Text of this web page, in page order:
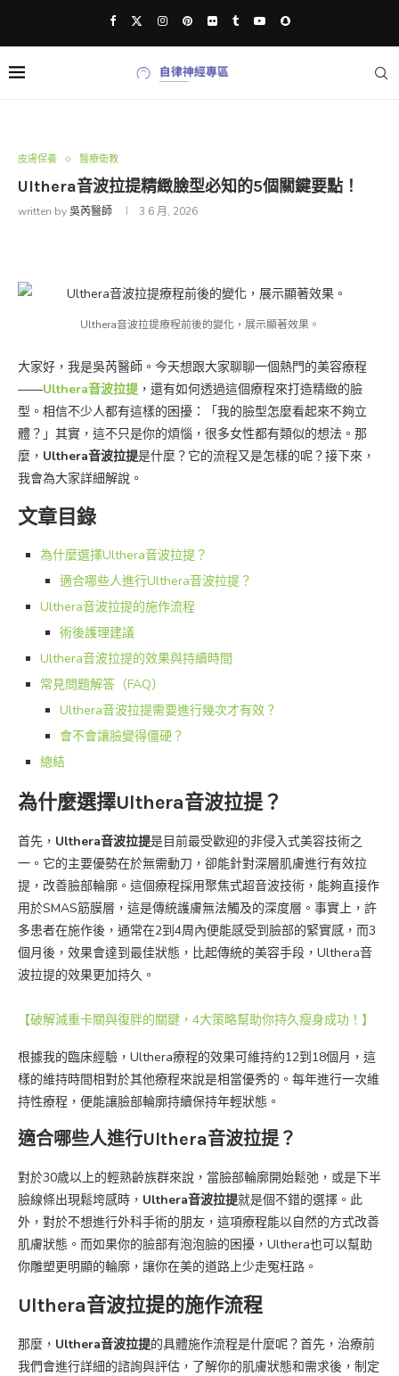
皮膚保養 醫療衛教
Ulthera音波拉提精緻臉型必知的5個關鍵要點！
written by吳芮醫師 3 6 月, 2026
Ulthera音波拉提療程前後的變化，展示顯著效果。
大家好，我是吳芮醫師。今天想跟大家聊聊一個熱門的美容療程
——Ulthera音波拉提，還有如何透過這個療程來打造精緻的臉
型。相信不少人都有這樣的困擾：「我的臉型怎麼看起來不夠立
體？」其實，這不只是你的煩惱，很多女性都有類似的想法。那
麼， Ulthera音波拉提是什麼？它的流程又是怎樣的呢？接下來，
我會為大家詳細解說。
文章目錄
為什麼選擇Ulthera音波拉提？
適合哪些人進行Ulthera音波拉提？
Ulthera音波拉提的施作流程
術後護理建議
Ulthera音波拉提的效果與持續時間
常見問題解答（FAQ）
Ulthera音波拉提需要進行幾次才有效？
會不會讓臉變得僵硬？
總結
為什麼選擇Ulthera音波拉提？
首先， Ulthera音波拉提是目前最受歡迎的非侵入式美容技術之
一。它的主要優勢在於無需動刀，卻能針對深層肌膚進行有效拉
提，改善臉部輪廓。這個療程採用聚焦式超音波技術，能夠直接作
用於SMAS筋膜層，這是傳統護膚無法觸及的深度層。事實上，許
多患者在施作後，通常在2到4周內便能感受到臉部的緊實感，而3
個月後，效果會達到最佳狀態，比起傳統的美容手段，Ulthera音
波拉提的效果更加持久。
【破解減重卡關與復胖的關鍵，4大策略幫助你持久瘦身成功！】
根據我的臨床經驗，Ulthera療程的效果可維持約12到18個月，這
樣的維持時間相對於其他療程來說是相當優秀的。每年進行一次維
持性療程，便能讓臉部輪廓持續保持年輕狀態。
適合哪些人進行Ulthera音波拉提？
對於30歲以上的輕熟齡族群來說，當臉部輪廓開始鬆弛，或是下半
臉線條出現鬆垮感時， Ulthera音波拉提就是個不錯的選擇。此
外，對於不想進行外科手術的朋友，這項療程能以自然的方式改善
肌膚狀態。而如果你的臉部有泡泡臉的困擾，Ulthera也可以幫助
你雕塑更明顯的輪廓，讓你在美的道路上少走冤枉路。
Ulthera音波拉提的施作流程
那麼， Ulthera音波拉提的具體施作流程是什麼呢？首先，治療前
我們會進行詳細的諮詢與評估，了解你的肌膚狀態和需求後，制定